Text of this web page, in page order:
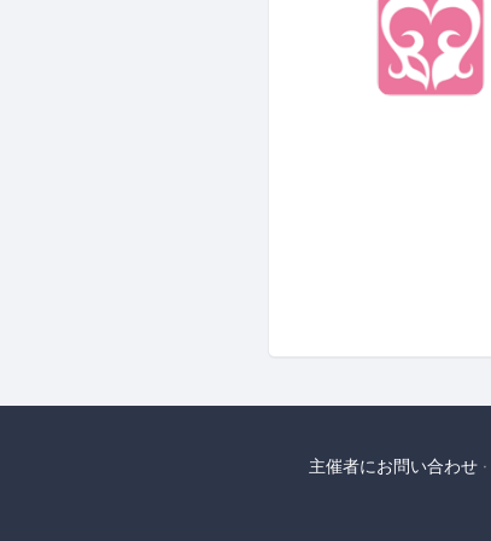
主催者にお問い合わせ